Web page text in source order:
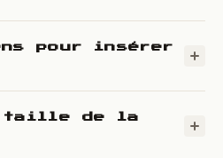
pour insérer
taille de la